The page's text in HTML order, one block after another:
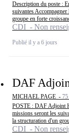
Description du poste :
suivantes
groupe en forte
CDI - Non
Publié il y a 6 jours
DAF
MICHAEL PAGE -
POSTE : DAF Adjoint
missions seront les
la structuration d'un
CDI - Non